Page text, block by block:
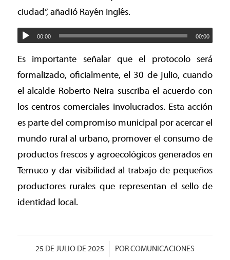
ciudad”, añadió Rayén Inglés.
00:00 00:00
Es importante señalar que el protocolo será
formalizado, oficialmente, el 30 de julio, cuando
el alcalde Roberto Neira suscriba el acuerdo con
los centros comerciales involucrados. Esta acción
es parte del compromiso municipal por acercar el
mundo rural al urbano, promover el consumo de
productos frescos y agroecológicos generados en
Temuco y dar visibilidad al trabajo de pequeños
productores rurales que representan el sello de
identidad local.
25 DE JULIO DE 2025
/ PORCOMUNICACIONES